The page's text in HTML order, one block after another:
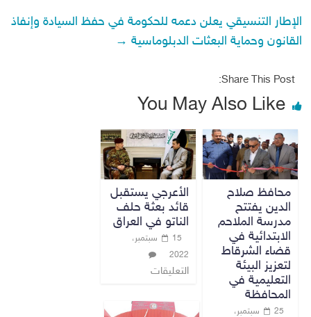
الإطار التنسيقي يعلن دعمه للحكومة في حفظ السيادة وإنفاذ
القانون وحماية البعثات الدبلوماسية →
Share This Post:
You May Also Like
محافظ صلاح
الدين يفتتح
مدرسة الملاحم
الابتدائية في
قضاء الشرقاط
لتعزيز البيئة
التعليمية في
المحافظة
25 سبتمبر،
الأعرجي يستقبل
قائد بعثة حلف
الناتو في العراق
15 سبتمبر،
2022
التعليقات